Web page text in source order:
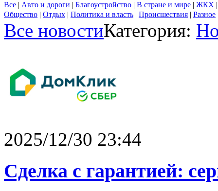
Все | Авто и дороги | Благоустройство | В стране и мире | ЖКХ
Общество | Отдых | Политика и власть | Происшествия | Разное
Все новостиКатегория:
2025/12/30 23:44
Сделка с гарантией: